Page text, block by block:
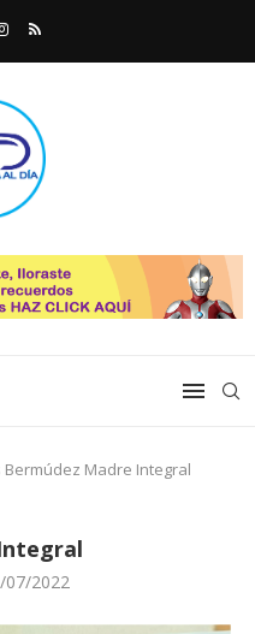
Bermúdez Madre Integral
07/2022